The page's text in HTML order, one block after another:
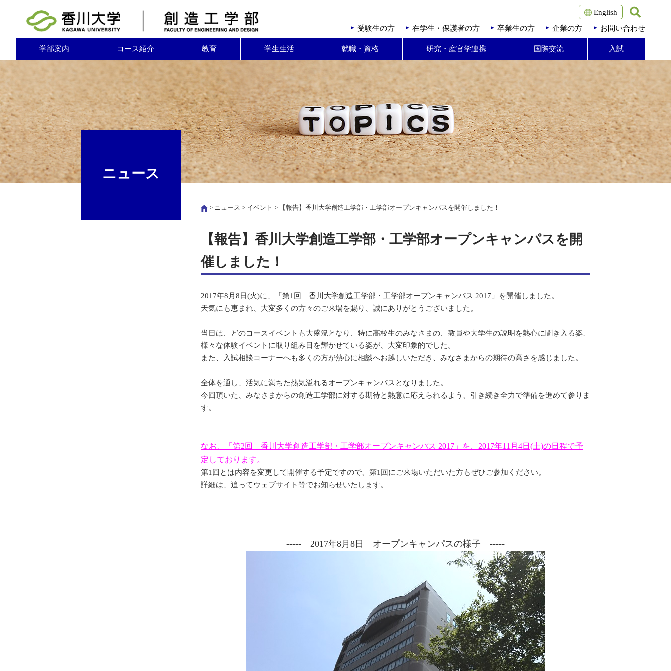
English
受験生の方
在学生・保護者の方 卒業生の方 企業の方 お問い合わせ
学部案内 コース紹介 教育 学生生活 就職・資格 研究・産官学連携 国際交流 入試
ニュース
> ニュース > イベント > 【報告】香川大学創造工学部・工学部オープンキャンパスを開催しました！
【報告】香川大学創造工学部・工学部オープンキャンパスを開
催しました！
2017年8月8日(火)に、「第1回 香川大学創造工学部・工学部オープンキャンパス 2017」を開催しました。
天気にも恵まれ、大変多くの方々のご来場を賜り、誠にありがとうございました。
当日は、どのコースイベントも大盛況となり、特に高校生のみなさまの、教員や大学生の説明を熱心に聞き入る姿、
様々な体験イベントに取り組み目を輝かせている姿が、大変印象的でした。
また、入試相談コーナーへも多くの方が熱心に相談へお越しいただき、みなさまからの期待の高さを感じました。
全体を通し、活気に満ちた熱気溢れるオープンキャンパスとなりました。
今回頂いた、みなさまからの創造工学部に対する期待と熱意に応えられるよう、引き続き全力で準備を進めて参りま
す。
なお、「第2回 香川大学創造工学部・工学部オープンキャンパス 2017」を、2017年11月4日(土)の日程で予
定しております。
第1回とは内容を変更して開催する予定ですので、第1回にご来場いただいた方もぜひご参加ください。
詳細は、追ってウェブサイト等でお知らせいたします。
----- 2017年8月8日 オープンキャンパスの様子 -----